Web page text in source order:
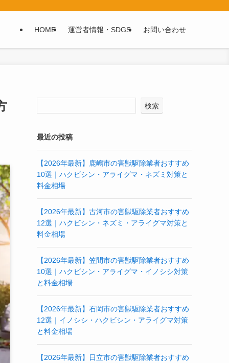
HOME 運営者情報・SDGS お問い合わせ
検索
最近の投稿
【2026年最新】鹿嶋市の害獣駆除業者おすすめ
10選｜ハクビシン・アライグマ・ネズミ対策と
料金相場
【2026年最新】古河市の害獣駆除業者おすすめ
12選｜ハクビシン・ネズミ・アライグマ対策と
料金相場
【2026年最新】笠間市の害獣駆除業者おすすめ
10選｜ハクビシン・アライグマ・イノシシ対策
と料金相場
【2026年最新】石岡市の害獣駆除業者おすすめ
12選｜イノシシ・ハクビシン・アライグマ対策
と料金相場
【2026年最新】日立市の害獣駆除業者おすすめ